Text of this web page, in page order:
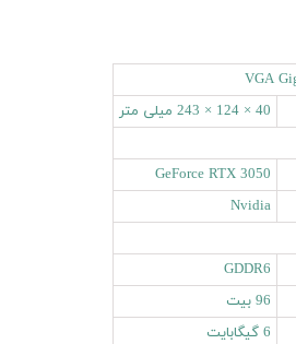
40 × 124 × 243 میلی‌ متر
GeForce RTX 3050
Nvidia
GDDR6
96 بیت
6 گیگابایت